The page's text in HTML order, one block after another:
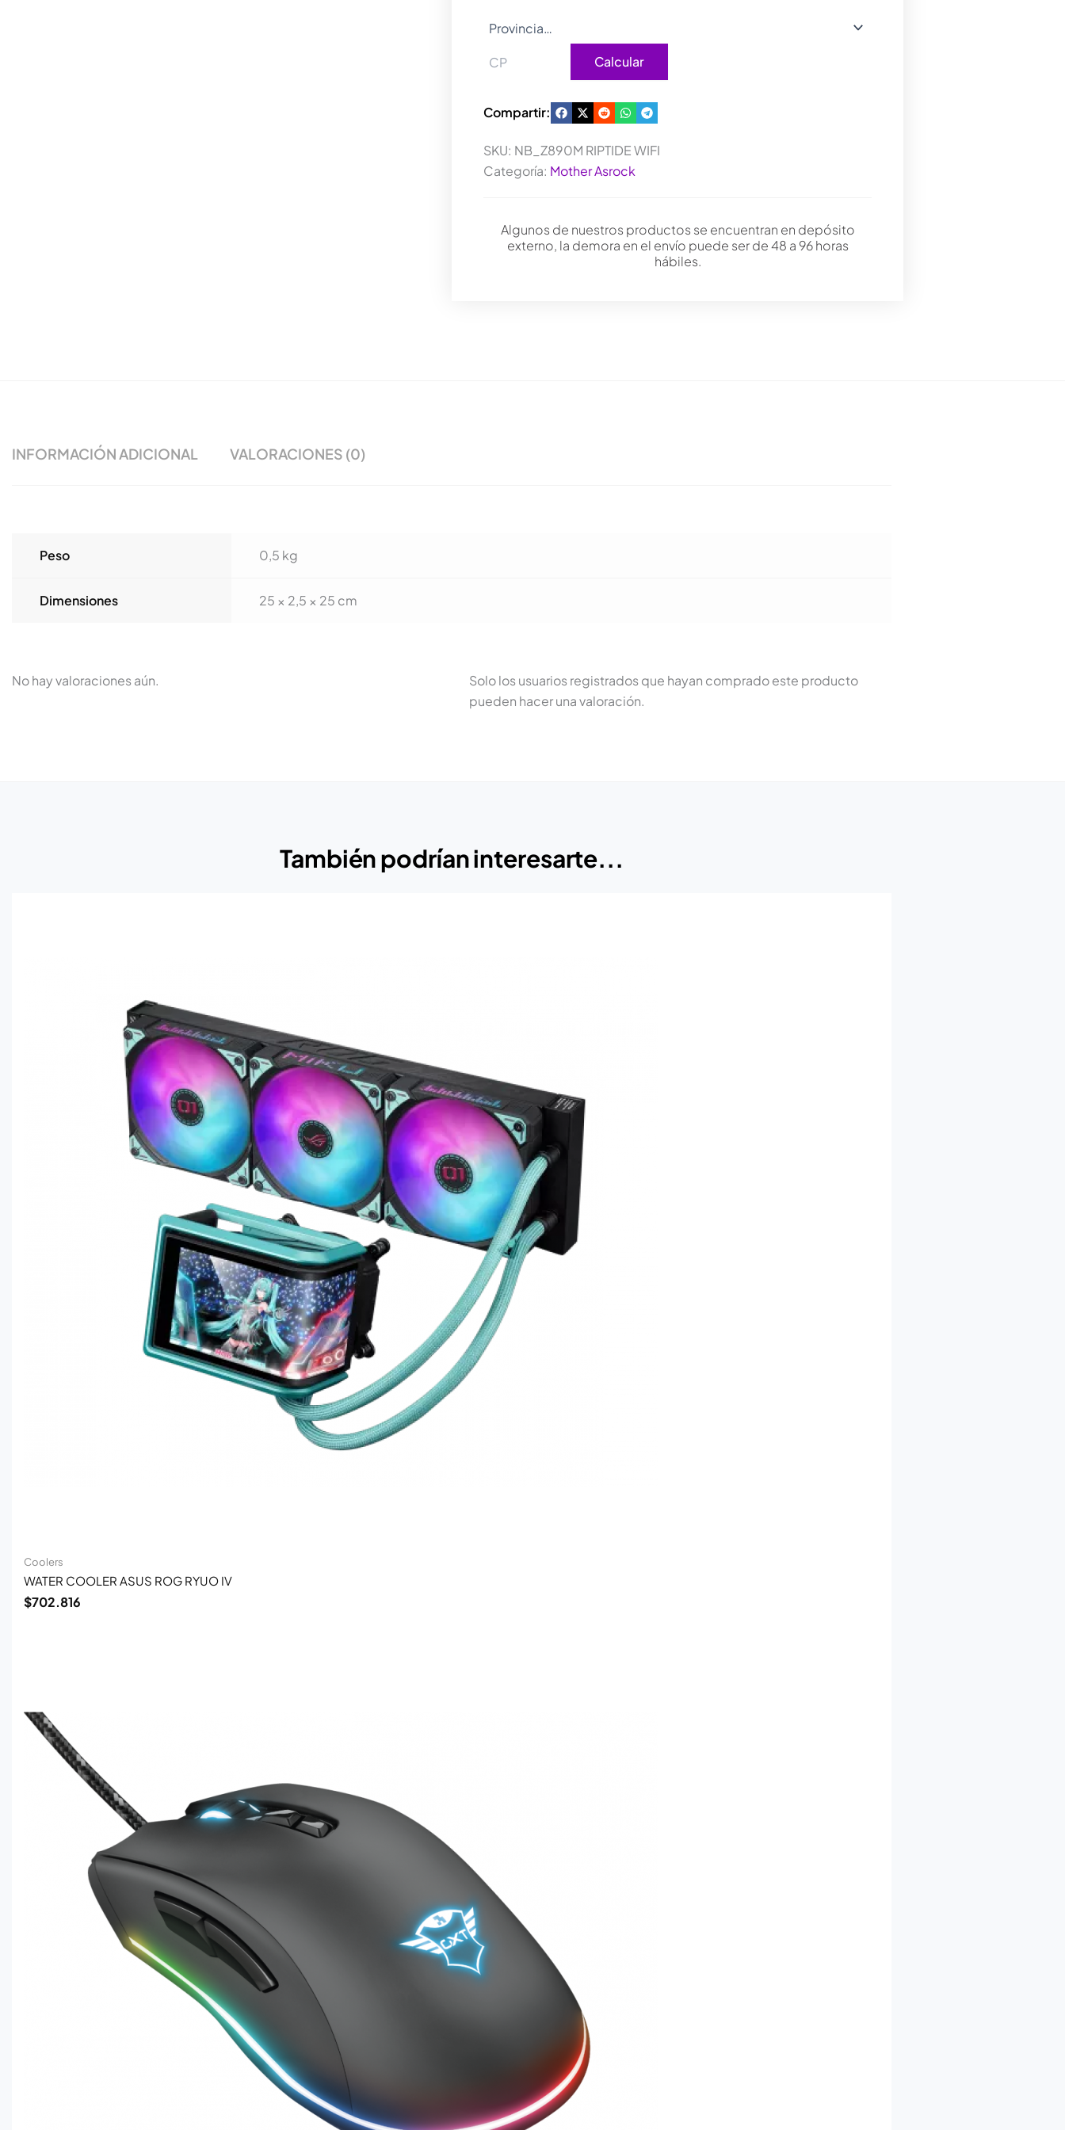
Calcular
Compartir:
SKU: NB_Z890M RIPTIDE WIFI
Categoría: Mother Asrock
Algunos de nuestros productos se encuentran en depósito
externo, la demora en el envío puede ser de 48 a 96 horas
hábiles.
INFORMACIÓN ADICIONAL VALORACIONES (0)
Peso 0,5 kg
Dimensiones 25 × 2,5 × 25 cm
No hay valoraciones aún.
Solo los usuarios registrados que hayan comprado este producto
pueden hacer una valoración.
También podrían interesarte...
Coolers
WATER COOLER ASUS ROG RYUO IV
$702.816